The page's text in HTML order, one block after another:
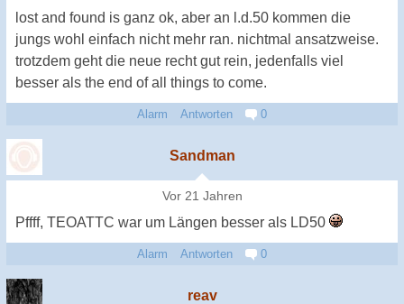
lost and found is ganz ok, aber an l.d.50 kommen die
jungs wohl einfach nicht mehr ran. nichtmal ansatzweise.
trotzdem geht die neue recht gut rein, jedenfalls viel
besser als the end of all things to come.
Alarm Antworten 0
Sandman
Vor 21 Jahren
Pffff, TEOATTC war um Längen besser als LD50
Alarm Antworten 0
reav